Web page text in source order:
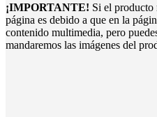
¡IMPORTANTE! Si el producto
página es debido a que en la
contenido multimedia, pero
mandaremos las imágenes del